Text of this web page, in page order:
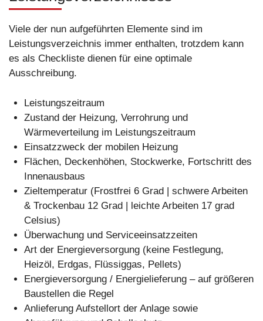
Viele der nun aufgeführten Elemente sind im
Leistungsverzeichnis immer enthalten, trotzdem kann
es als Checkliste dienen für eine optimale
Ausschreibung.
Leistungszeitraum
Zustand der Heizung, Verrohrung und
Wärmeverteilung im Leistungszeitraum
Einsatzzweck der mobilen Heizung
Flächen, Deckenhöhen, Stockwerke, Fortschritt des
Innenausbaus
Zieltemperatur (Frostfrei 6 Grad | schwere Arbeiten
& Trockenbau 12 Grad | leichte Arbeiten 17 grad
Celsius)
Überwachung und Serviceeinsatzzeiten
Art der Energieversorgung (keine Festlegung,
Heizöl, Erdgas, Flüssiggas, Pellets)
Energieversorgung / Energielieferung – auf größeren
Baustellen die Regel
Anlieferung Aufstellort der Anlage sowie